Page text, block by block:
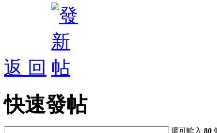
返 回
快速發帖
還可輸入80